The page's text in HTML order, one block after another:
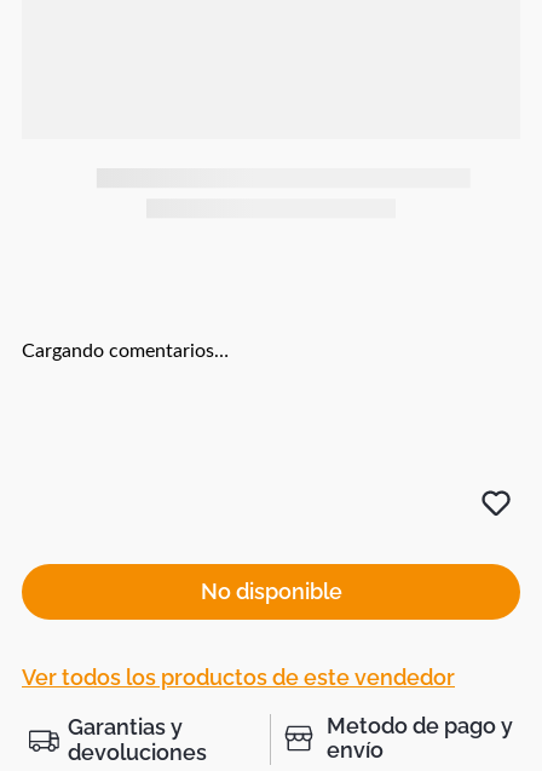
Cargando comentarios…
No disponible
Ver todos los productos de este vendedor
Garantias y
devoluciones
Metodo de pago y
envío